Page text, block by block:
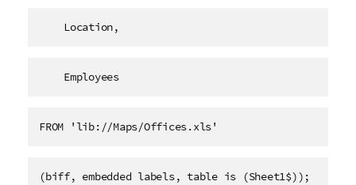
    Location,
    Employees
FROM 'lib://Maps/Offices.xls'
(biff, embedded labels, table is (Sheet1$));